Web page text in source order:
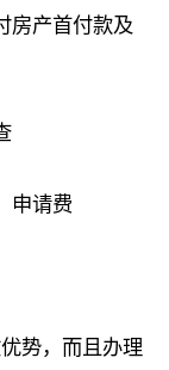
产首付款及
申请费
势，而且办理